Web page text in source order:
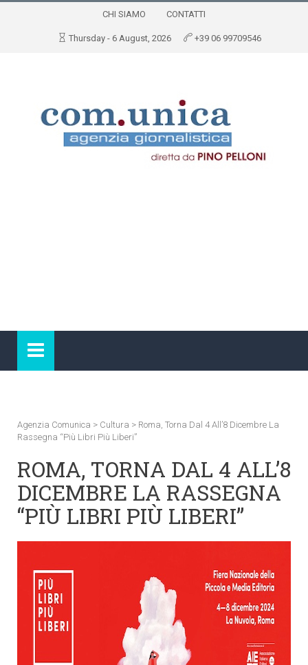
CHI SIAMO CONTATTI
Thursday - 6 August, 2026 +39 06 99709546
Agenzia Comunica > Cultura > Roma, Torna Dal 4 All’8 Dicembre La
Rassegna “Più Libri Più Liberi”
ROMA, TORNA DAL 4 ALL’8
DICEMBRE LA RASSEGNA
“PIÙ LIBRI PIÙ LIBERI”